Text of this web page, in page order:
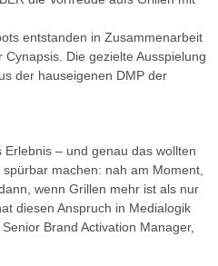
entstanden in Zusammenarbeit
Die gezielte Ausspielung
der hauseigenen DMP der
– und genau das wollten
machen: nah am Moment,
wenn Grillen mehr ist als nur
diesen Anspruch in Medialogik
Senior Brand Activation Manager,